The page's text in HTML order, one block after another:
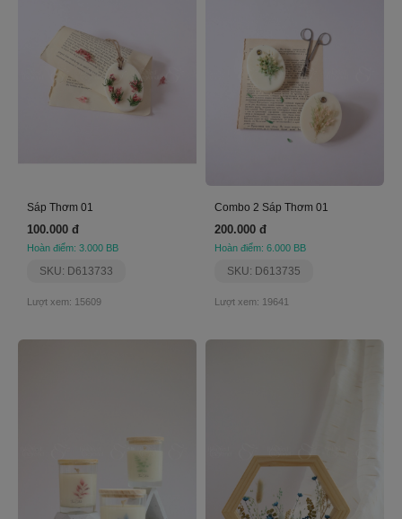
Sáp Thơm 01
100.000 đ
Hoàn điểm: 3.000 BB
SKU: D613733
Lượt xem: 15609
Combo 2 Sáp Thơm 01
200.000 đ
Hoàn điểm: 6.000 BB
SKU: D613735
Lượt xem: 19641